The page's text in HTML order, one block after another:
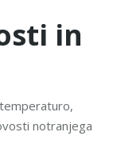
in
notranjega